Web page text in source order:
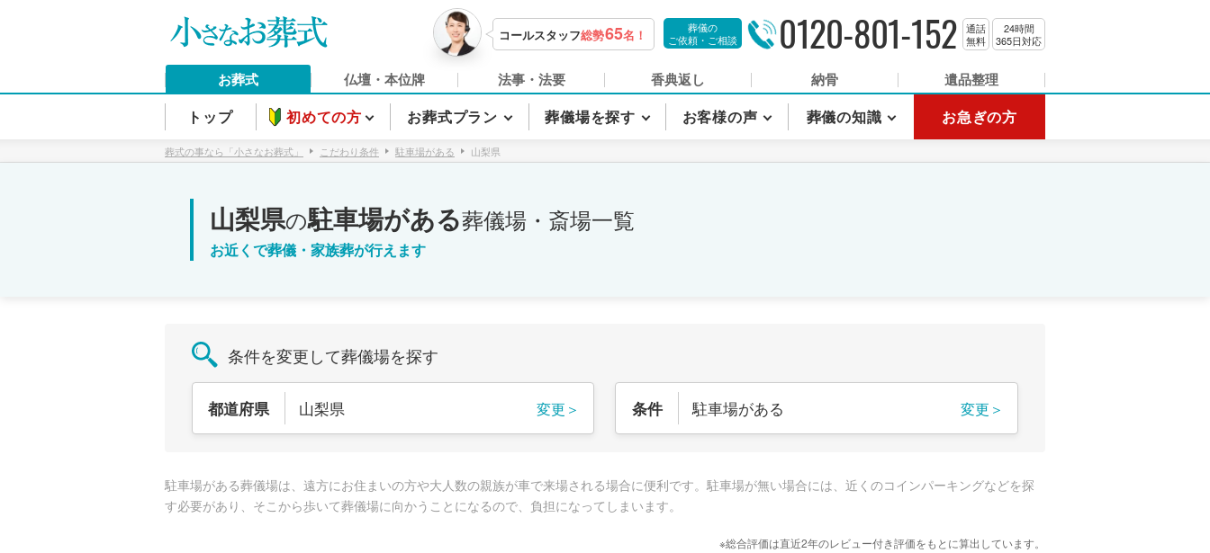
コールスタッフ総勢65名！
葬儀の
ご依頼・ご相談
0120-801-152
通話
無料
24時間
365日対応
お葬式 仏壇・本位牌 法事・法要 香典返し 納骨 遺品整理
トップ 初めての方 お葬式プラン 葬儀場を探す お客様の声 葬儀の知識 お急ぎの方
葬式の事なら「小さなお葬式」 こだわり条件 駐車場がある 山梨県
山梨県の駐車場がある葬儀場・斎場一覧
お近くで葬儀・家族葬が行えます
条件を変更して葬儀場を探す
都道府県 山梨県 変更＞ 条件 駐車場がある 変更＞
駐車場がある葬儀場は、遠方にお住まいの方や大人数の親族が車で来場される場合に便利です。駐車場が無い場合には、近くのコインパーキングなどを探
す必要があり、そこから歩いて葬儀場に向かうことになるので、負担になってしまいます。
※総合評価は直近2年のレビュー付き評価をもとに算出しています。